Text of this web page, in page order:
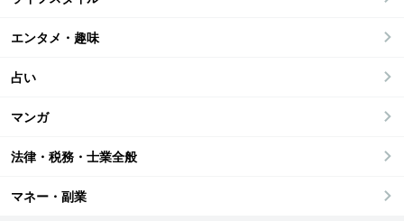
エンタメ・趣味
占い
マンガ
法律・税務・士業全般
マネー・副業